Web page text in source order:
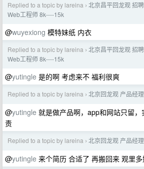
Replied to a topic by lareina › 北京昌平回龙观 招
Web工程师 8k----15k
@wuyexiong 模特妹纸 内衣
Replied to a topic by lareina › 北京昌平回龙观 招
Web工程师 8k----15k
@yutingle 是的啊 考虑来不 福利很爽
Replied to a topic by lareina › 北京回龙观 产品经
@yutingle 就是做产品啊，app和网站只留
责
Replied to a topic by lareina › 北京回龙观 产品经
@yutingle 来个简历 合适了 再搬回来 观里